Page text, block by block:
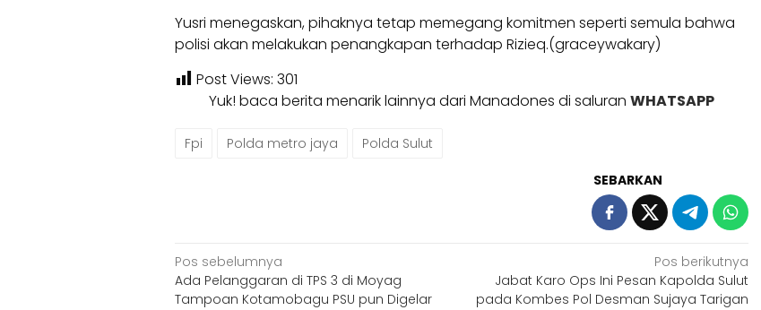
Yusri menegaskan, pihaknya tetap memegang komitmen seperti semula bahwa
polisi akan melakukan penangkapan terhadap Rizieq.(graceywakary)
Post Views: 301
Yuk! baca berita menarik lainnya dari Manadones di saluranWHATSAPP
Fpi Polda metro jaya Polda Sulut
SEBARKAN
Navigasi
pos
Pos sebelumnya
Ada Pelanggaran di TPS 3 di Moyag
Tampoan Kotamobagu PSU pun Digelar
Pos berikutnya
Jabat Karo Ops Ini Pesan Kapolda Sulut
pada Kombes Pol Desman Sujaya Tarigan